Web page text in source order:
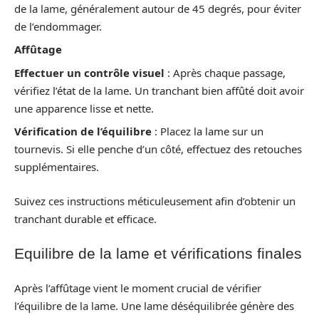
de la lame, généralement autour de 45 degrés, pour éviter
de l’endommager.
Affûtage
Effectuer un contrôle visuel : Après chaque passage,
vérifiez l’état de la lame. Un tranchant bien affûté doit avoir
une apparence lisse et nette.
Vérification de l’équilibre : Placez la lame sur un
tournevis. Si elle penche d’un côté, effectuez des retouches
supplémentaires.
Suivez ces instructions méticuleusement afin d’obtenir un
tranchant durable et efficace.
Equilibre de la lame et vérifications finales
Après l’affûtage vient le moment crucial de vérifier
l’équilibre de la lame. Une lame déséquilibrée génère des